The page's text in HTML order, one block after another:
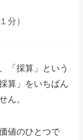
分）
「採算」という
算」をいちばん
ん。
値のひとつで